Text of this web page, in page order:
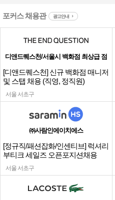
포커스 채용관 광고안내
디앤드퀘스천/서울시 백화점 최상급 점
[디앤드퀘스천] 신규 백화점 매니저
및 스탭 채용 (직영, 정직원)
서울 서초구
㈜사람인에이치에스
[정규직/패션잡화/인센티브] 럭셔리
부티크 세일즈 오픈포지션채용
서울 서초구